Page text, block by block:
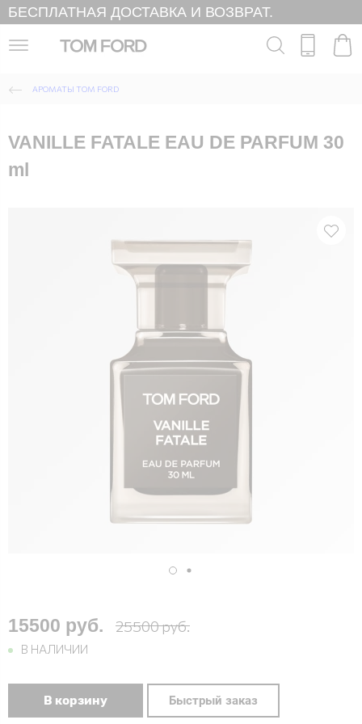
БЕСПЛАТНАЯ ДОСТАВКА И ВОЗВРАТ.
АРОМАТЫ TOM FORD
VANILLE FATALE EAU DE PARFUM 30
ml
15500 руб. 25500 руб.
В НАЛИЧИИ
В корзину Быстрый заказ